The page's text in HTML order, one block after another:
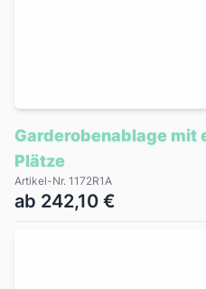
Garderobenablage mit
Plätze
Artikel-Nr. 1172R1A
ab 242,10 €